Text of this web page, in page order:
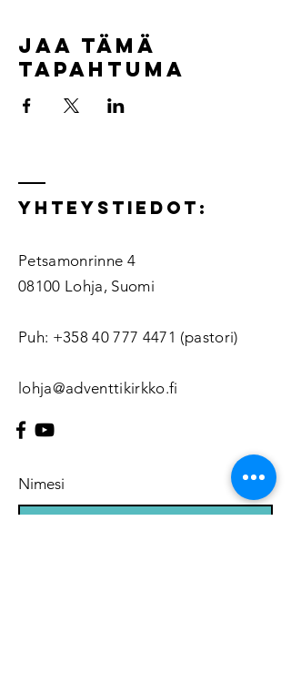
Jaa tämä
tapahtuma
Yhteystiedot:
Petsamonrinne 4
08100 Lohja, Suomi
Puh: +358 40 777 4471 (pastori)
lohja@adventtikirkko.fi
Nimesi